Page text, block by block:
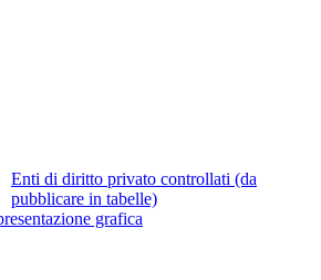
Enti di diritto privato controllati (da
pubblicare in tabelle)
grafica